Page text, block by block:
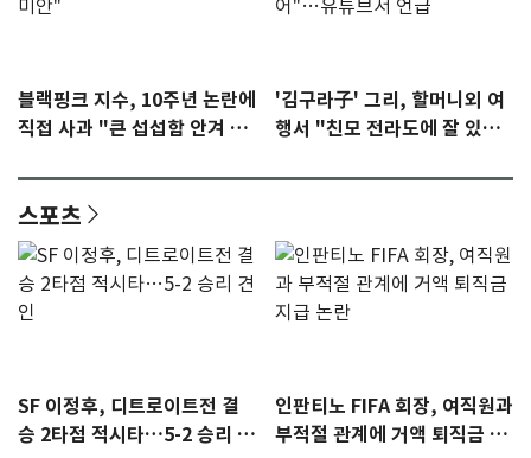
블랙핑크 지수, 10주년 논란에
직접 사과 "큰 섭섭함 안겨 미
'김구라子' 그리, 할머니외 여
행서 "친모 전라도에 잘 있
스포츠
SF 이정후, 디트로이트전 결
승 2타점 적시타…5-2 승리 견
인판티노 FIFA 회장, 여직원과
부적절 관계에 거액 퇴직금 지